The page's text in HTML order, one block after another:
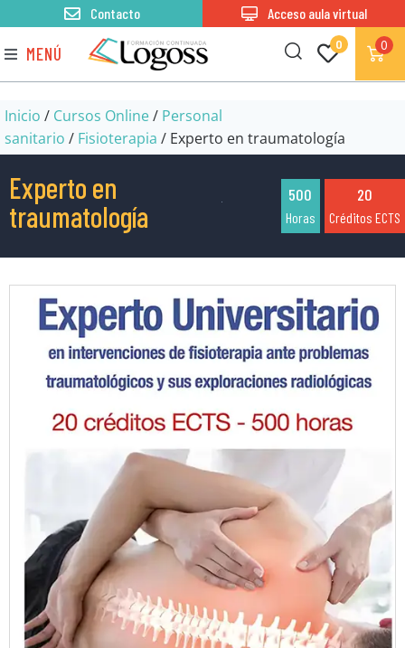
MENÚ 0 0
Contacto Acceso aula virtual
Inicio / Cursos Online/ Personal
sanitario / Fisioterapia / Experto en traumatología
Experto en
traumatología
500
Horas
20
Créditos ECTS